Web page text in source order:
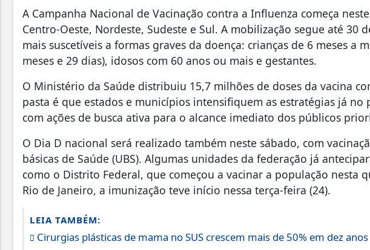
A Campanha Nacional de Vacinação contra a Influenza começa
Centro-Oeste, Nordeste, Sudeste e Sul. A mobilização segue até 30
mais suscetíveis a formas graves da doença: crianças de 6 meses a
meses e 29 dias), idosos com 60 anos ou mais e gestantes.
O Ministério da Saúde distribuiu 15,7 milhões de doses da vacina
pasta é que estados e municípios intensifiquem as estratégias já no
com ações de busca ativa para o alcance imediato dos públicos
O Dia D nacional será realizado também neste sábado, com
básicas de Saúde (UBS). Algumas unidades da federação já
como o Distrito Federal, que começou a vacinar a população nesta
Rio de Janeiro, a imunização teve início nessa terça-feira (24).
LEIA TAMBÉM:
Cirurgias plásticas de mama no SUS crescem mais de 50% em dez anos